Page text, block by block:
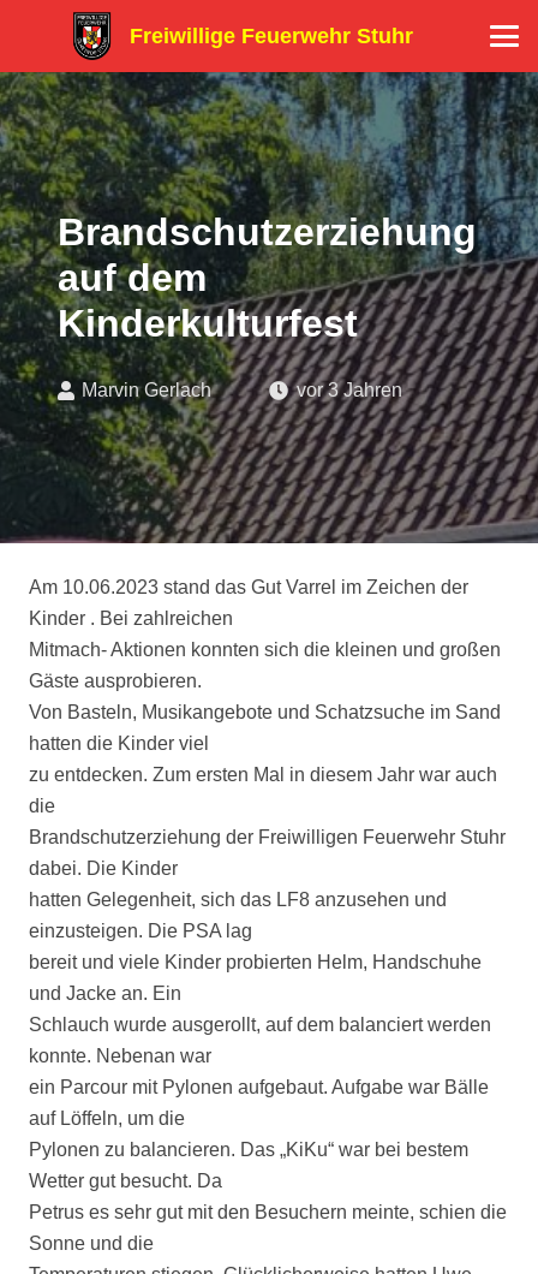
Freiwillige Feuerwehr Stuhr
Brandschutzerziehung
auf dem
Kinderkulturfest
Marvin Gerlach vor 3 Jahren
Am 10.06.2023 stand das Gut Varrel im Zeichen der
Kinder . Bei zahlreichen
Mitmach- Aktionen konnten sich die kleinen und großen
Gäste ausprobieren.
Von Basteln, Musikangebote und Schatzsuche im Sand
hatten die Kinder viel
zu entdecken. Zum ersten Mal in diesem Jahr war auch
die
Brandschutzerziehung der Freiwilligen Feuerwehr Stuhr
dabei. Die Kinder
hatten Gelegenheit, sich das LF8 anzusehen und
einzusteigen. Die PSA lag
bereit und viele Kinder probierten Helm, Handschuhe
und Jacke an. Ein
Schlauch wurde ausgerollt, auf dem balanciert werden
konnte. Nebenan war
ein Parcour mit Pylonen aufgebaut. Aufgabe war Bälle
auf Löffeln, um die
Pylonen zu balancieren. Das „KiKu“ war bei bestem
Wetter gut besucht. Da
Petrus es sehr gut mit den Besuchern meinte, schien die
Sonne und die